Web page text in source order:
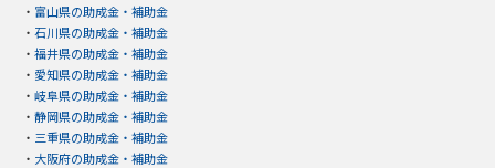
・ 富山県の助成金・補助金
・ 石川県の助成金・補助金
・ 福井県の助成金・補助金
・ 愛知県の助成金・補助金
・ 岐阜県の助成金・補助金
・ 静岡県の助成金・補助金
・ 三重県の助成金・補助金
・ 大阪府の助成金・補助金